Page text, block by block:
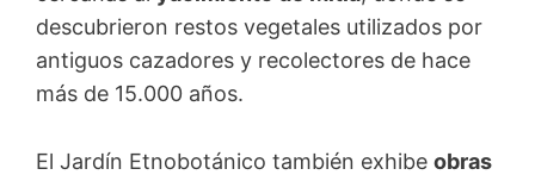
descubrieron restos vegetales utilizados por
antiguos cazadores y recolectores de hace
más de 15.000 años.
El Jardín Etnobotánico también exhibe obras